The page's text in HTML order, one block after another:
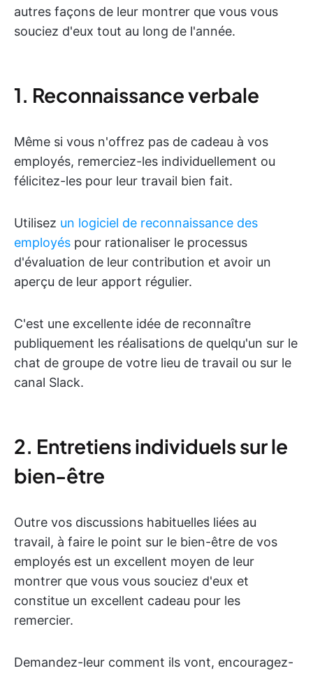
autres façons de leur montrer que vous vous
souciez d'eux tout au long de l'année.
1. Reconnaissance verbale
Même si vous n'offrez pas de cadeau à vos
employés, remerciez-les individuellement ou
félicitez-les pour leur travail bien fait.
Utilisez un logiciel de reconnaissance des
employés pour rationaliser le processus
d'évaluation de leur contribution et avoir un
aperçu de leur apport régulier.
C'est une excellente idée de reconnaître
publiquement les réalisations de quelqu'un sur le
chat de groupe de votre lieu de travail ou sur le
canal Slack.
2. Entretiens individuels sur le
bien-être
Outre vos discussions habituelles liées au
travail, à faire le point sur le bien-être de vos
employés est un excellent moyen de leur
montrer que vous vous souciez d'eux et
constitue un excellent cadeau pour les
remercier.
Demandez-leur comment ils vont, encouragez-